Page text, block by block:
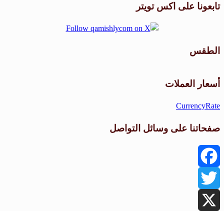
تابعونا على اكس تويتر
الطقس
أسعار العملات
CurrencyRate
صفحاتنا على وسائل التواصل
Facebook
Twitter